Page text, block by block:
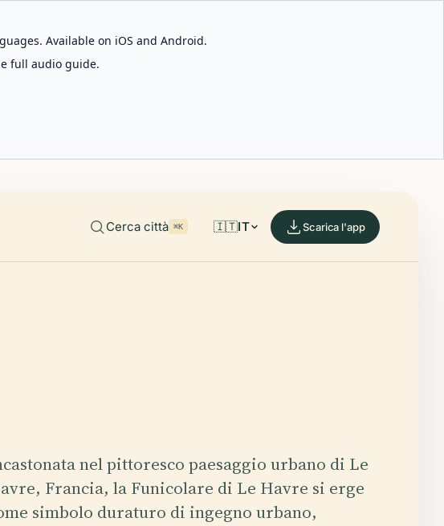
Available on iOS and Android.
full audio guide.
Cerca città ⌘K 🇮🇹IT Scarica l'app
nel pittoresco paesaggio urbano di Le
Francia, la Funicolare di Le Havre si erge
simbolo duraturo di ingegno urbano,